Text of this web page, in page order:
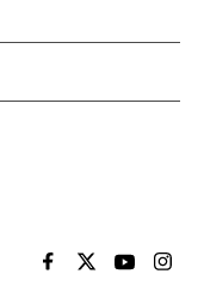
EL PAÍS BRASIL EN
EL PAÍSEL PAÍS
EL